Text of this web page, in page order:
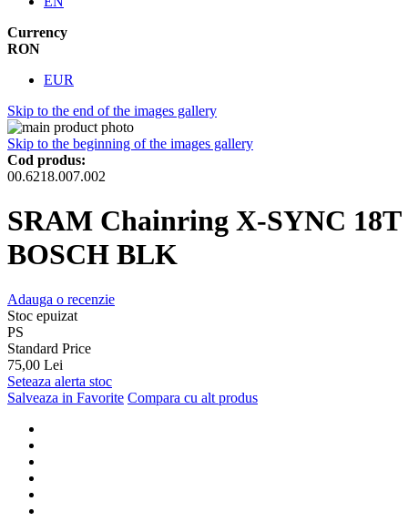
Currency
RON
EUR
Skip to the end of the images gallery
Skip to the beginning of the images gallery
Cod produs:
00.6218.007.002
SRAM Chainring X-SYNC 18T
BOSCH BLK
Adauga o recenzie
Stoc epuizat
PS
Standard Price
75,00 Lei
Seteaza alerta stoc
Salveaza in Favorite Compara cu alt produs